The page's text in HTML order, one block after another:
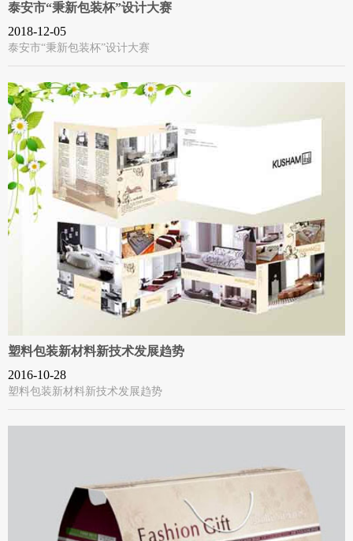
泰安市“秉新包装杯”设计大赛
2018-12-05
泰安市“秉新包装杯”设计大赛
塑料包装新材料新技术发展趋势
2016-10-28
塑料包装新材料新技术发展趋势